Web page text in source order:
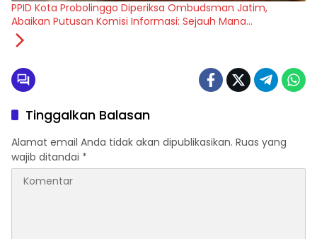
PPID Kota Probolinggo Diperiksa Ombudsman Jatim,
Abaikan Putusan Komisi Informasi: Sejauh Mana
Transparansi Pemerintah Daerah Ditegakkan?
Tinggalkan Balasan
Alamat email Anda tidak akan dipublikasikan. Ruas yang
wajib ditandai *